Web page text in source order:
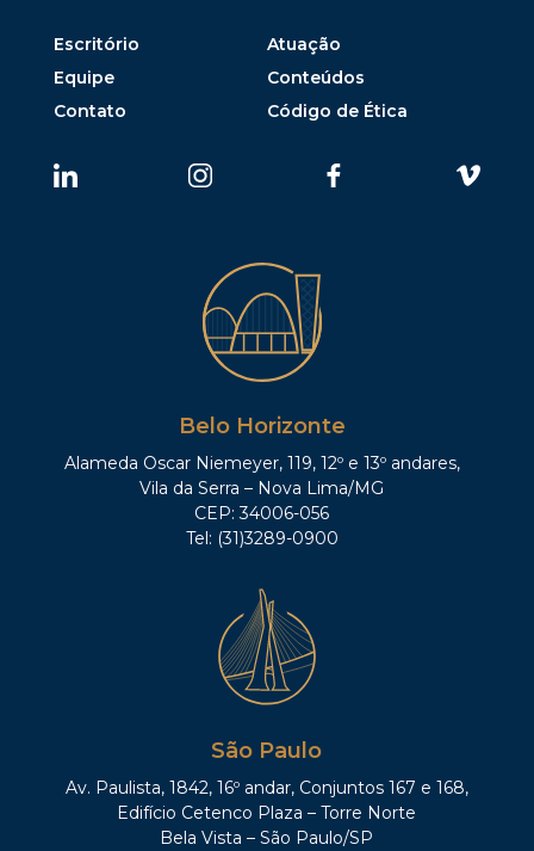
Escritório
Atuação
Equipe
Conteúdos
Contato
Código de Ética
Belo Horizonte
Alameda Oscar Niemeyer, 119, 12º e 13º andares,
Vila da Serra – Nova Lima/MG
CEP: 34006-056
Tel: (31)3289-0900
São Paulo
Av. Paulista, 1842, 16º andar, Conjuntos 167 e 168,
Edifício Cetenco Plaza – Torre Norte
Bela Vista – São Paulo/SP